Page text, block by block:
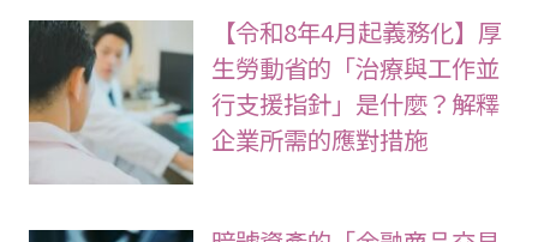
【令和8年4月起義務化】厚
生勞動省的「治療與工作並
行支援指針」是什麼？解釋
企業所需的應對措施